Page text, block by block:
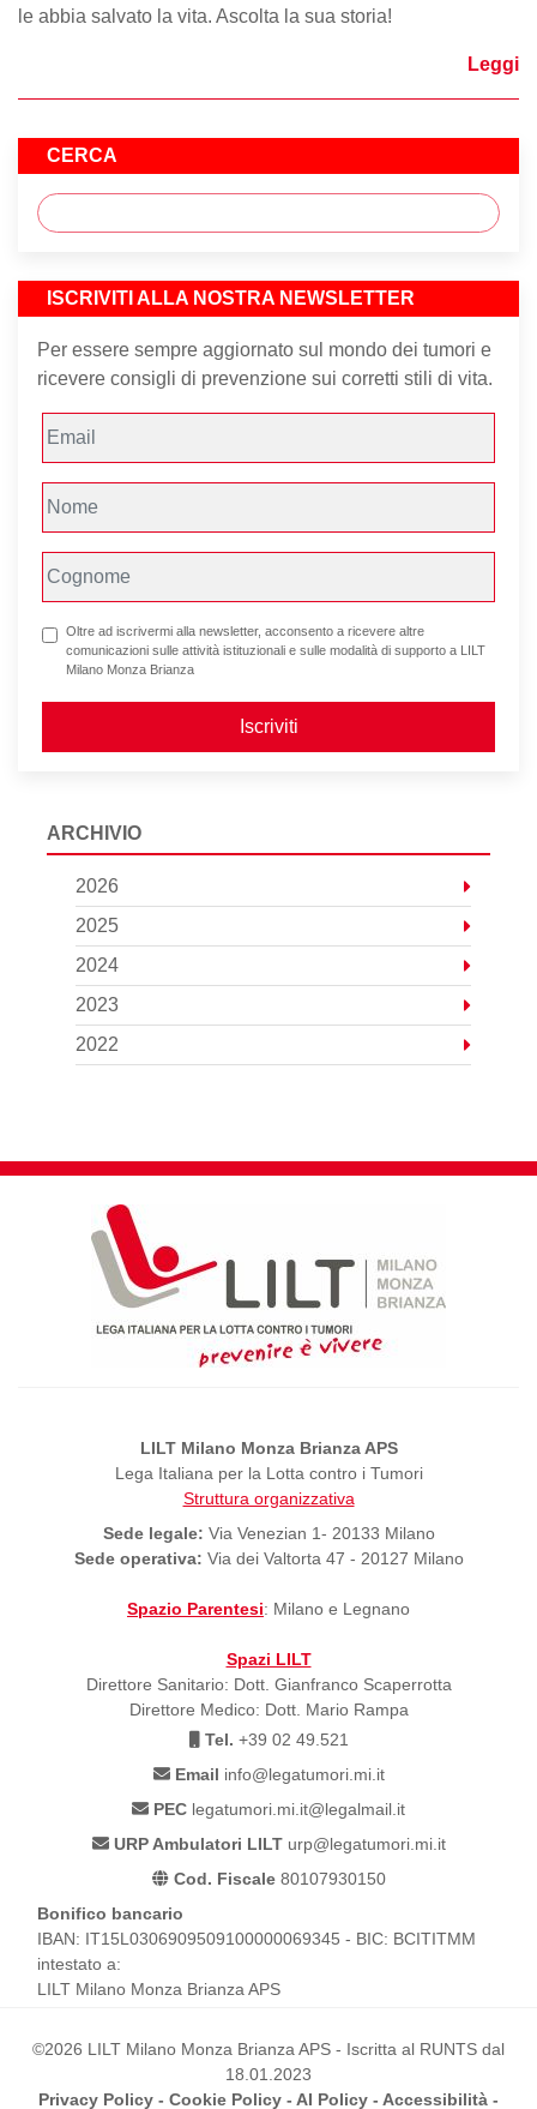
le abbia salvato la vita. Ascolta la sua storia!
Leggi
CERCA
ISCRIVITI ALLA NOSTRA NEWSLETTER
Per essere sempre aggiornato sul mondo dei tumori e
ricevere consigli di prevenzione sui corretti stili di vita.
Oltre ad iscrivermi alla newsletter, acconsento a ricevere altre
comunicazioni sulle attività istituzionali e sulle modalità di supporto a LILT
Milano Monza Brianza
Iscriviti
ARCHIVIO
2026
2025
2024
2023
2022
LILT Milano Monza Brianza APS
Lega Italiana per la Lotta contro i Tumori
Struttura organizzativa
Sede legale: Via Venezian 1- 20133 Milano
Sede operativa: Via dei Valtorta 47 - 20127 Milano
Spazio Parentesi: Milano e Legnano
Spazi LILT
Direttore Sanitario: Dott. Gianfranco Scaperrotta
Direttore Medico: Dott. Mario Rampa
Tel. +39 02 49.521
Email info@legatumori.mi.it
PEC legatumori.mi.it@legalmail.it
URP Ambulatori LILTurp@legatumori.mi.it
Cod. Fiscale80107930150
Bonifico bancario
IBAN: IT15L0306909509100000069345 - BIC: BCITITMM
intestato a:
LILT Milano Monza Brianza APS
©2026 LILT Milano Monza Brianza APS - Iscritta al RUNTS dal
18.01.2023
Privacy Policy - Cookie Policy - AI Policy - Accessibilità -